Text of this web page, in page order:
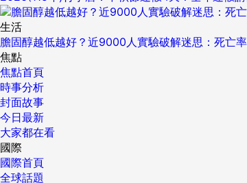
生活
膽固醇越低越好？近9000人實驗破解迷思：死亡
焦點
焦點首頁
時事分析
封面故事
今日最新
大家都在看
國際
國際首頁
全球話題